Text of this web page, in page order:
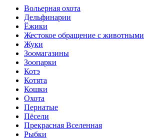
Вольерная охота
Дельфинарии
Ёжики
Жестокое обращение с животными
Жуки
Зоомагазины
Зоопарки
Котэ
Котята
Кошки
Охота
Пернатые
Пёсели
Прекрасная Вселенная
Рыбки